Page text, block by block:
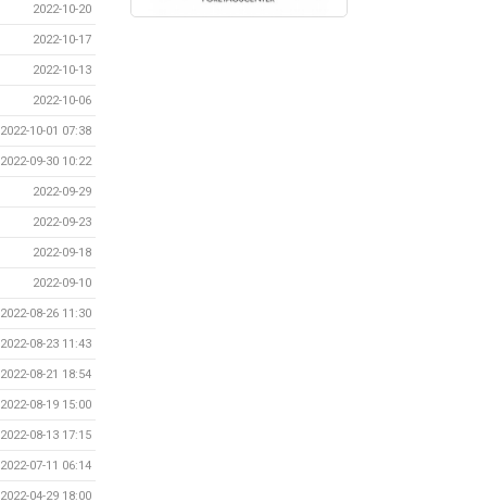
2022-10-20
2022-10-17
2022-10-13
2022-10-06
2022-10-01 07:38
2022-09-30 10:22
2022-09-29
2022-09-23
2022-09-18
2022-09-10
2022-08-26 11:30
2022-08-23 11:43
2022-08-21 18:54
2022-08-19 15:00
2022-08-13 17:15
2022-07-11 06:14
2022-04-29 18:00